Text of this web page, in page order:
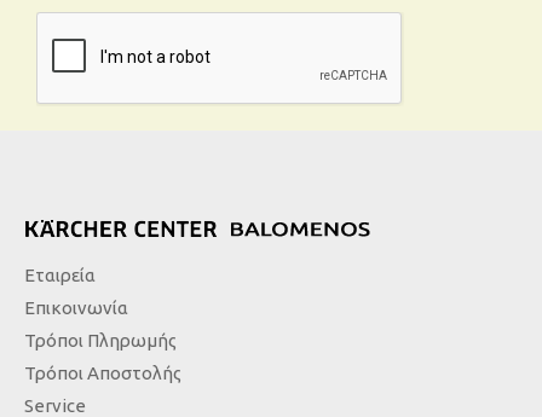
Εταιρεία
Επικοινωνία
Τρόποι Πληρωμής
Τρόποι Αποστολής
Service